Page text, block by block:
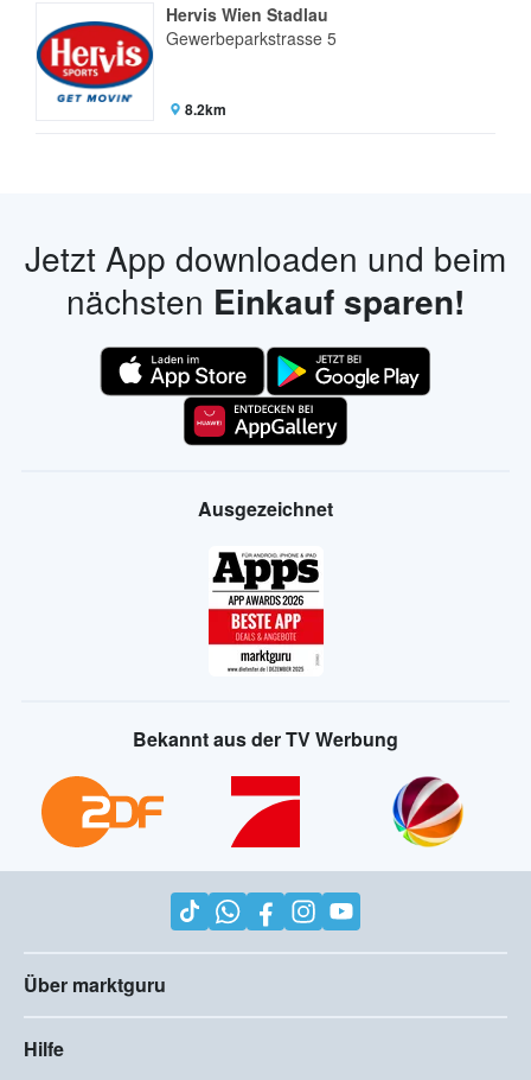
Hervis Wien Stadlau
Gewerbeparkstrasse 5
8.2km
Jetzt App downloaden und beim
nächsten Einkauf sparen!
Ausgezeichnet
Bekannt aus der TV Werbung
Über marktguru
Hilfe